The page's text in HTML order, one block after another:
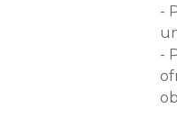
-
-